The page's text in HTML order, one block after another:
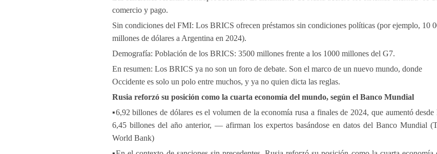
comercio y pago.
Sin condiciones del FMI: Los BRICS ofrecen préstamos sin condiciones políticas (por ejemplo, 10
millones de dólares a Argentina en 2024).
Demografía: Población de los BRICS: 3500 millones frente a los 1000 millones del G7.
En resumen: Los BRICS ya no son un foro de debate. Son el marco de un nuevo mundo, donde
Occidente es solo un polo entre muchos, y ya no quien dicta las reglas.
Rusia reforzó su posición como la cuarta economía del mundo, según el Banco Mundial
▪️6,92 billones de dólares es el volumen de la economía rusa a finales de 2024, que aumentó desde
6,45 billones del año anterior, — afirman los expertos basándose en datos del Banco Mundial
World Bank)